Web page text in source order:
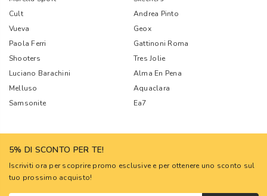
Cult
Andrea Pinto
Vueva
Geox
Paola Ferri
Gattinoni Roma
Shooters
Tres Jolie
Luciano Barachini
Alma En Pena
Melluso
Aquaclara
Samsonite
Ea7
5% DI SCONTO PER TE!
Iscriviti ora per scoprire promo esclusive e per ottenere uno sconto sul
tuo prossimo acquisto!